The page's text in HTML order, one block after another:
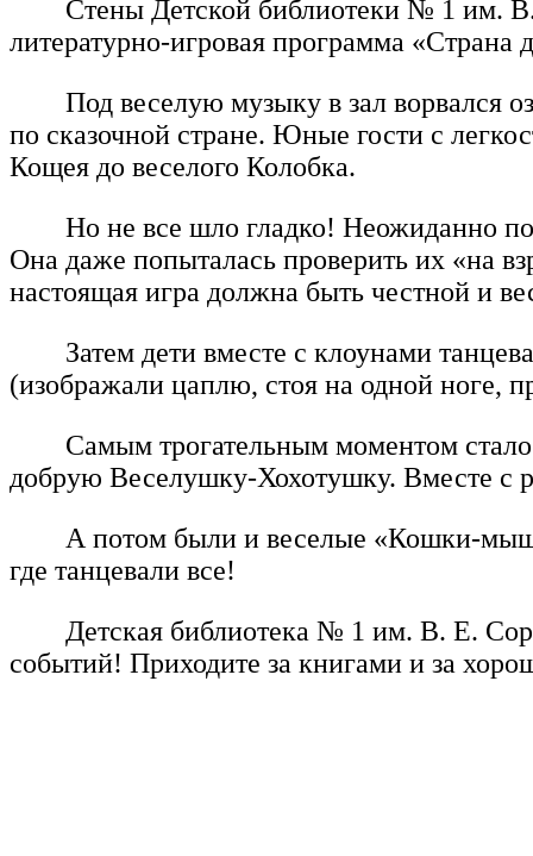
Стены Детской библиотеки № 1 им.
литературно-игровая программа «Страна
Под веселую музыку в зал ворвался
по сказочной стране. Юные гости с
Кощея до веселого Колобка.
Но не все шло гладко! Неожиданно
Она даже попыталась проверить их «на
настоящая игра должна быть честной и
Затем дети вместе с клоунами
(изображали цаплю, стоя на одной ноге,
Самым трогательным моментом
добрую Веселушку-Хохотушку. Вместе с
А потом были и веселые «Кошки-
где танцевали все!
Детская библиотека № 1 им. В. Е.
событий! Приходите за книгами и за